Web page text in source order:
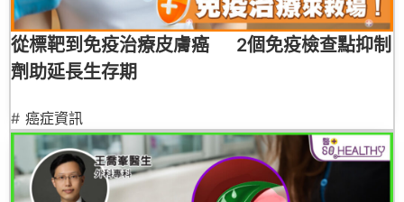
從標靶到免疫治療皮膚癌 2個免疫檢查點抑制
劑助延長生存期
# 癌症資訊